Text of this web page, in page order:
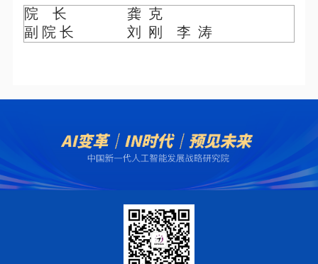
院 长
龚 克
副 院 长 刘 刚 李 涛